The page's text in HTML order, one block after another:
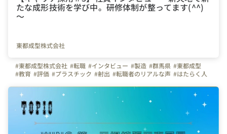
たな成形技術を学び中。研修体制が整ってます(^^)
～
東都成型株式会社
#東都成型株式会社 #転職 #インタビュー #製造 #群馬県 #東都成型
#教育 #評価 #プラスチック #射出 #転職者のリアルな声 #はたらく人
#研修レポート